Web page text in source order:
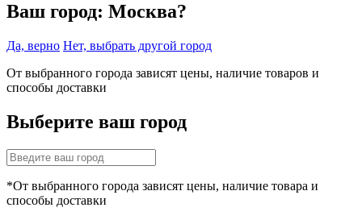
Ваш город: Москва?
Да, верно Нет, выбрать другой город
От выбранного города зависят цены, наличие товаров и
способы доставки
Выберите ваш город
*От выбранного города зависят цены, наличие товара и
способы доставки